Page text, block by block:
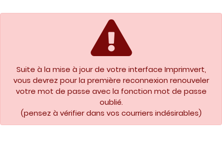
Suite à la mise à jour de votre interface Imprimvert,
vous devrez pour la première reconnexion renouveler
votre mot de passe avec la fonction mot de passe
oublié.
(pensez à vérifier dans vos courriers indésirables)